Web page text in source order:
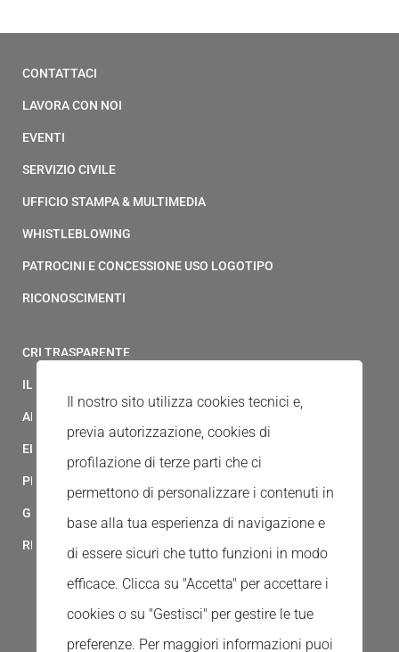
CONTATTACI
LAVORA CON NOI
EVENTI
SERVIZIO CIVILE
UFFICIO STAMPA & MULTIMEDIA
WHISTLEBLOWING
PATROCINI E CONCESSIONE USO LOGOTIPO
RICONOSCIMENTI
CRI TRASPARENTE
IL MODELLO 231 DELLA CROCE ROSSA ITALIANA
ALBO FORNITORI
ELENCO AVVOCATI
PRIVACY
GESTIONALE GAIA
RED CLOUD
Il nostro sito utilizza cookies tecnici e,
previa autorizzazione, cookies di
profilazione di terze parti che ci
permettono di personalizzare i contenuti in
base alla tua esperienza di navigazione e
di essere sicuri che tutto funzioni in modo
efficace. Clicca su "Accetta" per accettare i
cookies o su "Gestisci" per gestire le tue
preferenze. Per maggiori informazioni puoi